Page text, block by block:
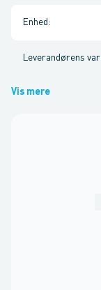
Enhed :
Leverandørens
Vis mere